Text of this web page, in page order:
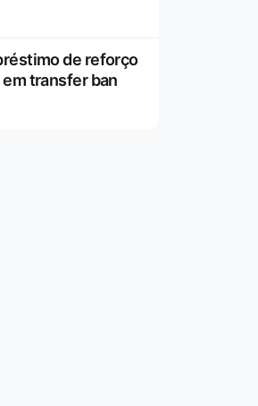
de reforço
transfer ban